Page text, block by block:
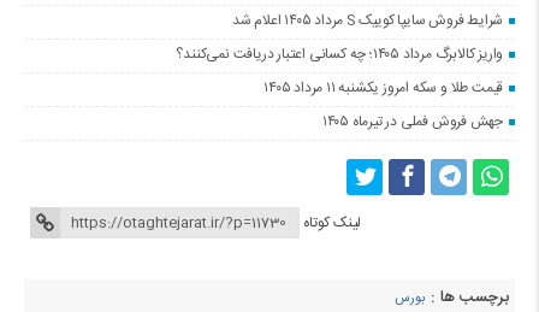
شرایط فروش سایپا کوییک S مرداد ۱۴۰۵ اعلام شد
واریز کالابرگ مرداد ۱۴۰۵؛ چه کسانی اعتبار دریافت نمی‌کنند؟
قیمت طلا و سکه امروز یکشنبه ۱۱ مرداد ۱۴۰۵
جهش فروش فملی در تیرماه ۱۴۰۵
لینک کوتاه
برچسب ها : بورس